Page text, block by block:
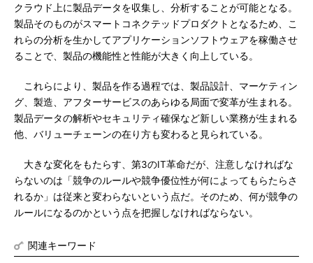
クラウド上に製品データを収集し、分析することが可能となる。
製品そのものがスマートコネクテッドプロダクトとなるため、こ
れらの分析を生かしてアプリケーションソフトウェアを稼働させ
ることで、製品の機能性と性能が大きく向上している。
これらにより、製品を作る過程では、製品設計、マーケティン
グ、製造、アフターサービスのあらゆる局面で変革が生まれる。
製品データの解析やセキュリティ確保など新しい業務が生まれる
他、バリューチェーンの在り方も変わると見られている。
大きな変化をもたらす、第3のIT革命だが、注意しなければな
らないのは「競争のルールや競争優位性が何によってもらたらさ
れるか」は従来と変わらないという点だ。そのため、何が競争の
ルールになるのかという点を把握しなければならない。
関連キーワード